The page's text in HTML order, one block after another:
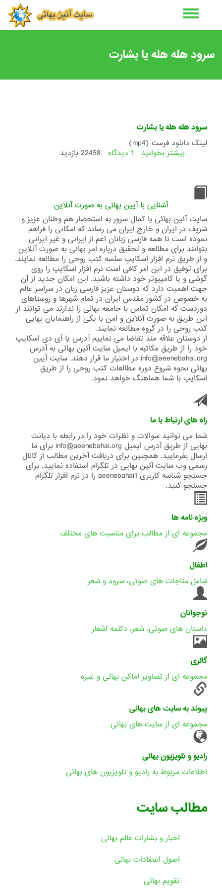
سرود هله هله یا بشارت
سرود هله هله یا بشارت
لینک دانلود فرمت (mp4)
بیشتر بخوانید درباره
بشارت
1 دیدگاه 22458 بازدید
آشنایی با آیین بهائی به صورت آنلاین
سایت آئین بهائی با کمال سرور به استحضار هم وطنان عزیز و
شریف در ایران و خارج ایران می رساند که امکانی را فراهم
نموده است تا همه فارسی زبانان اعم از ایرانی و غیر ایرانی
بتوانند برای مطالعه و تحقیق درباره امر بهائی به صورت آنلاین
و از طریق نرم افزار اسکایپ سلسه کتب روحی را مطالعه نمایند.
برای توفیق در این امر کافی است نرم افزار اسکایپ را روی
گوشی و یا کامپیوتر خود داشته باشید. این امکان جدید از آن
جهت اهمیت دارد که دوستان عزیز فارسی زبان در سراسر عالم
به خصوص در کشور مقدس ایران در تمام شهرها و روستاهای
دوردست که امکان تماس با جامعه بهائی را ندارند می توانند از
این طریق به صورت آنلاین و امن با یکی از راهنمایان بهایی
کتب روحی را در گروه مطالعه نمایند.
از دوستان علاقه مند تقاضا می نماییم آدرس یا آی دی اسکایپ
خود را از طریق مکاتبه با ایمیل سایت آئین بهائی به آدرس
info@aeenebahai.org در اختیار ما قرار دهند. سایت آیین
بهائی نحوه شروع دوره مطالعات کتب روحی را از طریق
اسکایپ با شما هماهنگ خواهد نمود.
راه های ارتباط با ما
شما می توانید سوالات و نظرات خود را در رابطه با دیانت
بهایی از طریق آدرس ایمیل info@aeenebahai.org برای ما
ارسال بفرمایید. همچنین برای دریافت آخرین مطالب از کانال
رسمی وب سایت آئین بهایی در تلگرام استفاده نمایید. برای
جستجو شناسه کاربری aeenebahai1 را در نرم افزار تلگرام
جستجو کنید.
ویژه نامه ها
مجموعه ای از مطالب برای مناسبت های مختلف
اطفال
شامل مناجات های صوتی، سرود و شعر
نوجوانان
داستان های صوتی، شعر، دکلمه اشعار
گالری
مجموعه ای از تصاویر اماکن بهائی و غیره
پیوند به سایت های بهائی
مجموعه ای از سایت های بهائی
رادیو و تلویزیون بهائی
اطلاعات مربوط به رادیو و تلویزیون های بهائی
مطالب سایت
اخبار و بشارات عالم بهائى
اصول اعتقادات بهائی
تقویم بهائی